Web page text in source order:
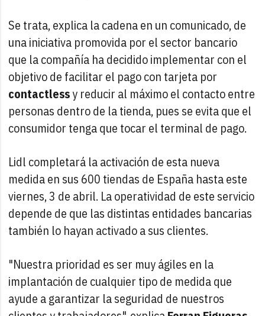
Se trata, explica la cadena en un comunicado, de
una iniciativa promovida por el sector bancario
que la compañía ha decidido implementar con el
objetivo de facilitar el pago con tarjeta por
contactlessy reducir al máximo el contacto entre
personas dentro de la tienda, pues se evita que el
consumidor tenga que tocar el terminal de pago.
Lidl completará la activación de esta nueva
medida en sus 600 tiendas de España hasta este
viernes, 3 de abril. La operatividad de este servicio
depende de que las distintas entidades bancarias
también lo hayan activado a sus clientes.
"Nuestra prioridad es ser muy ágiles en la
implantación de cualquier tipo de medida que
ayude a garantizar la seguridad de nuestros